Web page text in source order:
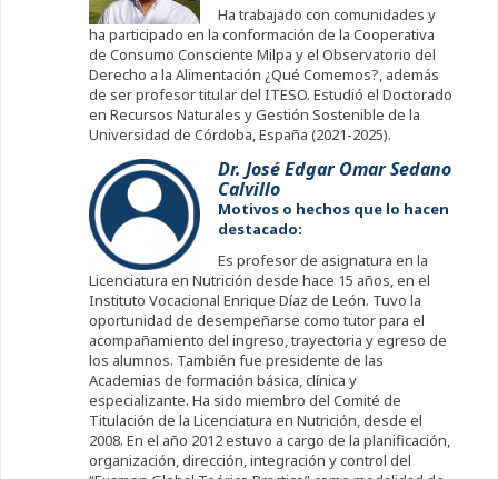
Ha trabajado con comunidades y
ha participado en la conformación de la Cooperativa
de Consumo Consciente Milpa y el Observatorio del
Derecho a la Alimentación ¿Qué Comemos?, además
de ser profesor titular del ITESO. Estudió el Doctorado
en Recursos Naturales y Gestión Sostenible de la
Universidad de Córdoba, España (2021-2025).
Dr. José Edgar Omar Sedano
Calvillo
Motivos o hechos que lo hacen
destacado:
Es profesor de asignatura en la
Licenciatura en Nutrición desde hace 15 años, en el
Instituto Vocacional Enrique Díaz de León. Tuvo la
oportunidad de desempeñarse como tutor para el
acompañamiento del ingreso, trayectoria y egreso de
los alumnos. También fue presidente de las
Academias de formación básica, clínica y
especializante. Ha sido miembro del Comité de
Titulación de la Licenciatura en Nutrición, desde el
2008. En el año 2012 estuvo a cargo de la planificación,
organización, dirección, integración y control del